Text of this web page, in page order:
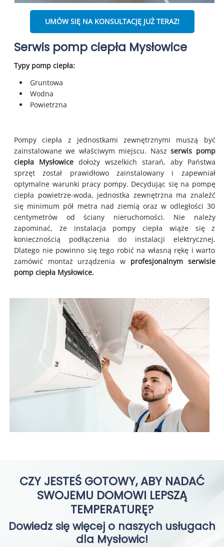
UMÓW SIĘ NA KONSULTACJĘ JUŻ TERAZ!
Serwis pomp ciepła Mysłowice
Typy pomp ciepła:
Gruntowa
Wodna
Powietrzna
Pompy ciepła z jednostkami zewnętrznymi muszą być
zainstalowane we właściwym miejscu. Naszserwis pomp
ciepła Mysłowicedołoży wszelkich starań, aby Państwa
sprzęt został prawidłowo zainstalowany i zapewniał
optymalne warunki pracy pompy. Decydując się na pompę
ciepła powietrze-woda, jednostka zewnętrzna ma znaleźć
się minimum pół metra nad ziemią oraz w odległości 30
centymetrów od ściany nieruchomości. Nie należy
zapominać, że instalacja pompy ciepła wiąże się z
koniecznością podłączenia do instalacji elektrycznej.
Dlatego nie powinno się tego robić na własną rękę i warto
zamówić montaż urządzenia w profesjonalnym serwisie
pomp ciepła Mysłowice.
CZY JESTEŚ GOTOWY, ABY NADAĆ
SWOJEMU DOMOWI LEPSZĄ
TEMPERATURĘ?
Dowiedz się więcej o naszych usługach
dla Mysłowic!